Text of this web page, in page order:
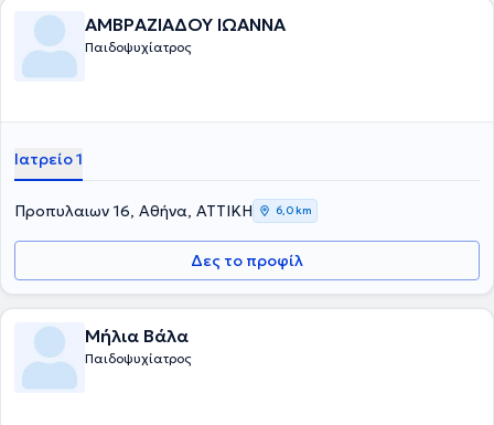
ΑΜΒΡΑΖΙΑΔΟΥ ΙΩΑΝΝΑ
Παιδοψυχίατρος
Ιατρείο 1
Προπυλαιων 16, Αθήνα, ΑΤΤΙΚΗ 6,0 km
Δες το προφίλ
Μήλια Βάλα
Παιδοψυχίατρος